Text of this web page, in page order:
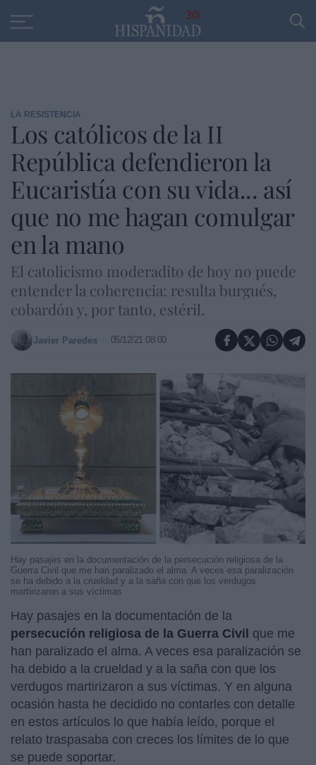
30
LA RESISTENCIA
Los católicos de la II
República defendieron la
Eucaristía con su vida... así
que no me hagan comulgar
en la mano
El catolicismo moderadito de hoy no puede
entender la coherencia: resulta burgués,
cobardón y, por tanto, estéril.
Javier Paredes 05/12/21 08:00
Hay pasajes en la documentación de la persecución religiosa de la
Guerra Civil que me han paralizado el alma. A veces esa paralización
se ha debido a la crueldad y a la saña con que los verdugos
martirizaron a sus víctimas
Hay pasajes en la documentación de la
persecución religiosa de la Guerra Civil que me
han paralizado el alma. A veces esa paralización se
ha debido a la crueldad y a la saña con que los
verdugos martirizaron a sus víctimas. Y en alguna
ocasión hasta he decidido no contarles con detalle
en estos artículos lo que había leído, porque el
relato traspasaba con creces los límites de lo que
se puede soportar.